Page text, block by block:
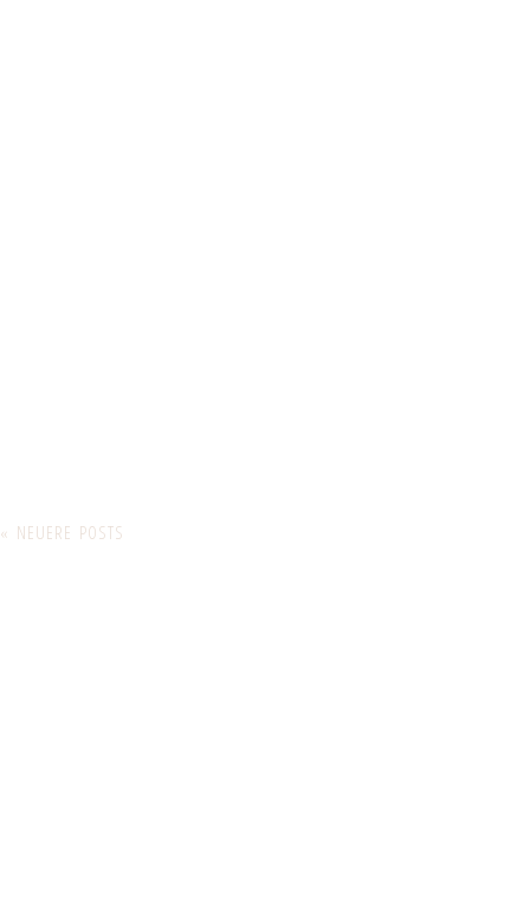
« NEUERE POSTS